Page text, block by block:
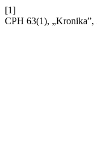
[1]
CPH 63(1), „Kronika”,